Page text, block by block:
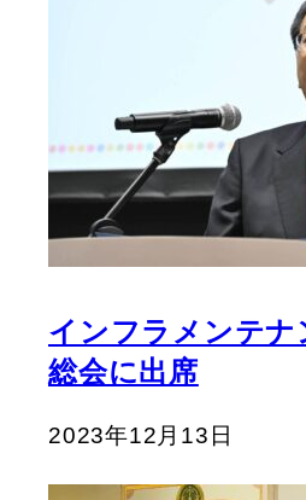
インフラメンテナ
総会に出席
2023年12月13日